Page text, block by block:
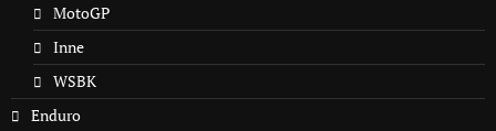
MotoGP
Inne
WSBK
Enduro